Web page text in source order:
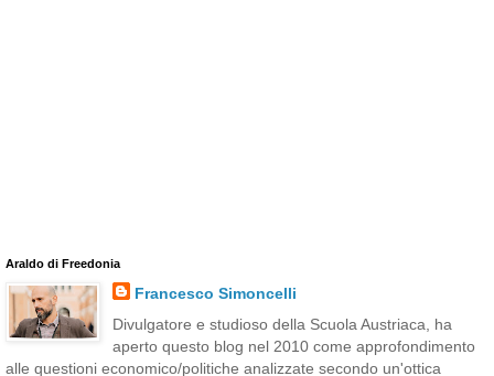
Araldo di Freedonia
Francesco Simoncelli
Divulgatore e studioso della Scuola Austriaca, ha
aperto questo blog nel 2010 come approfondimento
alle questioni economico/politiche analizzate secondo un'ottica